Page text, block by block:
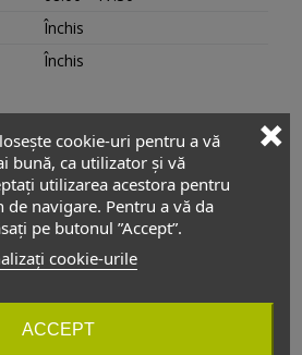
Închis
Închis
din plastic,
plastic, pentru
cookie-uri pentru a vă
bună, ca utilizator și vă
utilizarea acestora pentru
de navigare. Pentru a vă da
pe butonul ”Accept”.
cookie-urile
ACCEPT